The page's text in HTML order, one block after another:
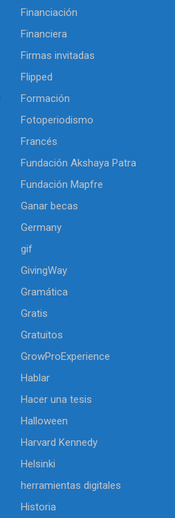
Financiación
Financiera
Firmas invitadas
Flipped
Formación
Fotoperiodismo
Francés
Fundación Akshaya Patra
Fundación Mapfre
Ganar becas
Germany
gif
GivingWay
Gramática
Gratis
Gratuitos
GrowProExperience
Hablar
Hacer una tesis
Halloween
Harvard Kennedy
Helsinki
herramientas digitales
Historia